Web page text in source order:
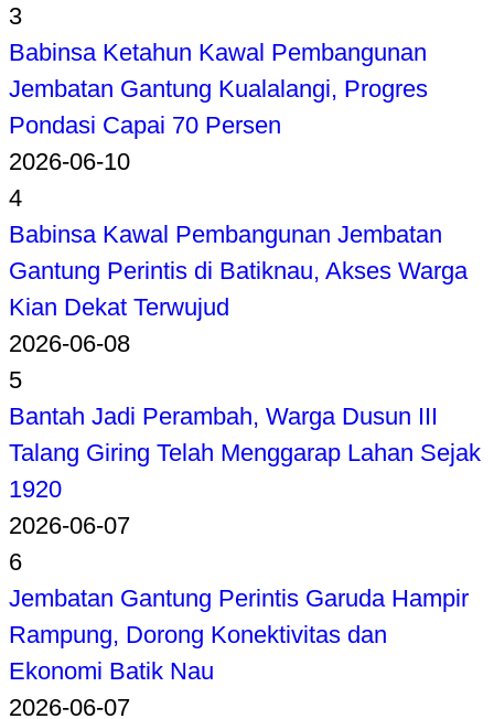
3
Babinsa Ketahun Kawal Pembangunan
Jembatan Gantung Kualalangi, Progres
Pondasi Capai 70 Persen
2026-06-10
4
Babinsa Kawal Pembangunan Jembatan
Gantung Perintis di Batiknau, Akses Warga
Kian Dekat Terwujud
2026-06-08
5
Bantah Jadi Perambah, Warga Dusun III
Talang Giring Telah Menggarap Lahan Sejak
1920
2026-06-07
6
Jembatan Gantung Perintis Garuda Hampir
Rampung, Dorong Konektivitas dan
Ekonomi Batik Nau
2026-06-07